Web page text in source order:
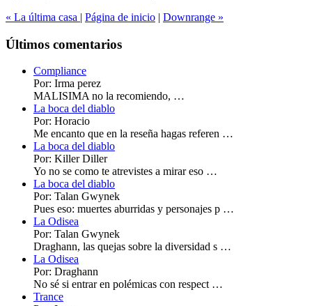
« La última casa | Página de inicio | Downrange »
Últimos comentarios
Compliance
Por: Irma perez
MALISIMA no la recomiendo, …
La boca del diablo
Por: Horacio
Me encanto que en la reseña hagas referen …
La boca del diablo
Por: Killer Diller
Yo no se como te atrevistes a mirar eso …
La boca del diablo
Por: Talan Gwynek
Pues eso: muertes aburridas y personajes p …
La Odisea
Por: Talan Gwynek
Draghann, las quejas sobre la diversidad s …
La Odisea
Por: Draghann
No sé si entrar en polémicas con respect …
Trance